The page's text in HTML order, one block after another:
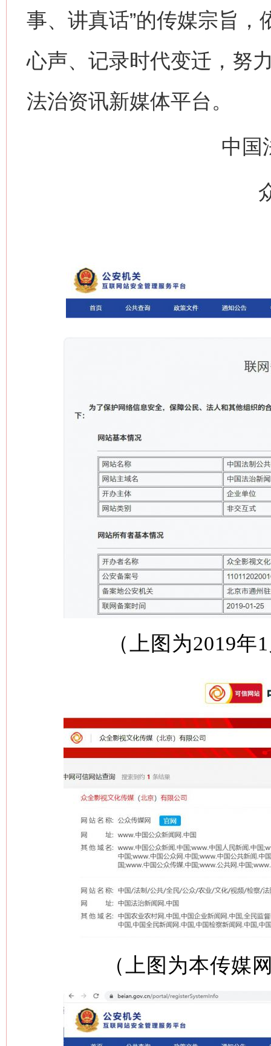
事、讲真话”的传媒宗旨
心声、记录时代变迁，努
法治资讯新媒体平台。
中国
（上图为2019
（上图为本传媒